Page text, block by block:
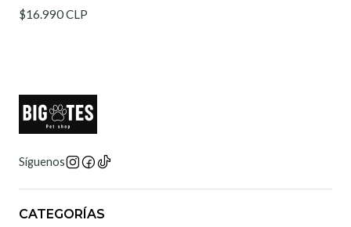
$16.990 CLP
Síguenos
CATEGORÍAS